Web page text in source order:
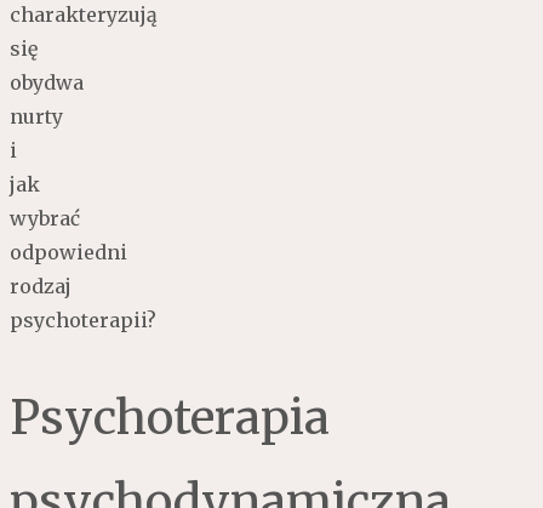
charakteryzują
się
obydwa
nurty
i
jak
wybrać
odpowiedni
rodzaj
psychoterapii?
Psychoterapia